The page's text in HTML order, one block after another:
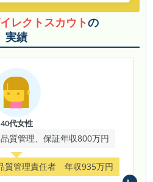
レクトスカウトの
実績
40代女性
質管理、保証年収800万円
質管理責任者 年収935万円